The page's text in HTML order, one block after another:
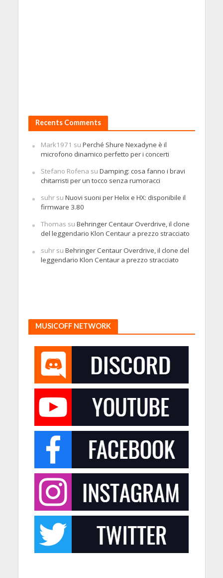
Recents Comments
Mark1971 su Perché Shure Nexadyne è il
microfono dinamico perfetto per i concerti
Stefano Rofena su Damping: cosa fanno i bravi
chitarristi per un tocco senza rumoracci
suhrsu Nuovi suoni per Helix e HX: disponibile il
firmware 3.80
Thomas su Behringer Centaur Overdrive, il clone
del leggendario Klon Centaur a prezzo stracciato
suhrsu Behringer Centaur Overdrive, il clone del
leggendario Klon Centaur a prezzo stracciato
MUSICOFF NETWORK